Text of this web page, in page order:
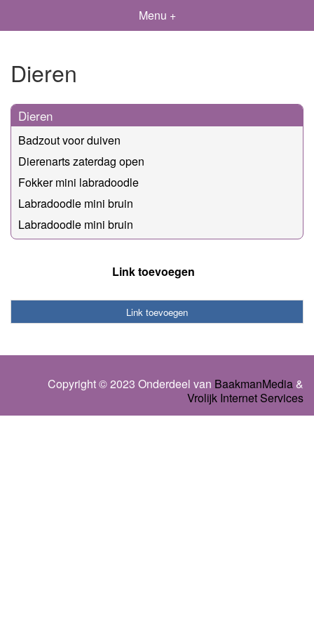
Menu +
Dieren
Dieren
Badzout voor duiven
Dierenarts zaterdag open
Fokker mini labradoodle
Labradoodle mini bruin
Labradoodle mini bruin
Link toevoegen
Link toevoegen
Copyright © 2023 Onderdeel van BaakmanMedia &
Vrolijk Internet Services